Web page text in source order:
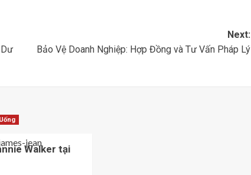
Next:
Bảo Vệ Doanh Nghiệp: Hợp Đồng và Tư Vấn Pháp Lý
Walker tại